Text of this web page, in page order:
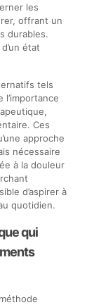
les
offrant un
durables.
état
tels
Ces
approche
nécessaire
à la douleur
d’aspirer à
quotidien.
qui